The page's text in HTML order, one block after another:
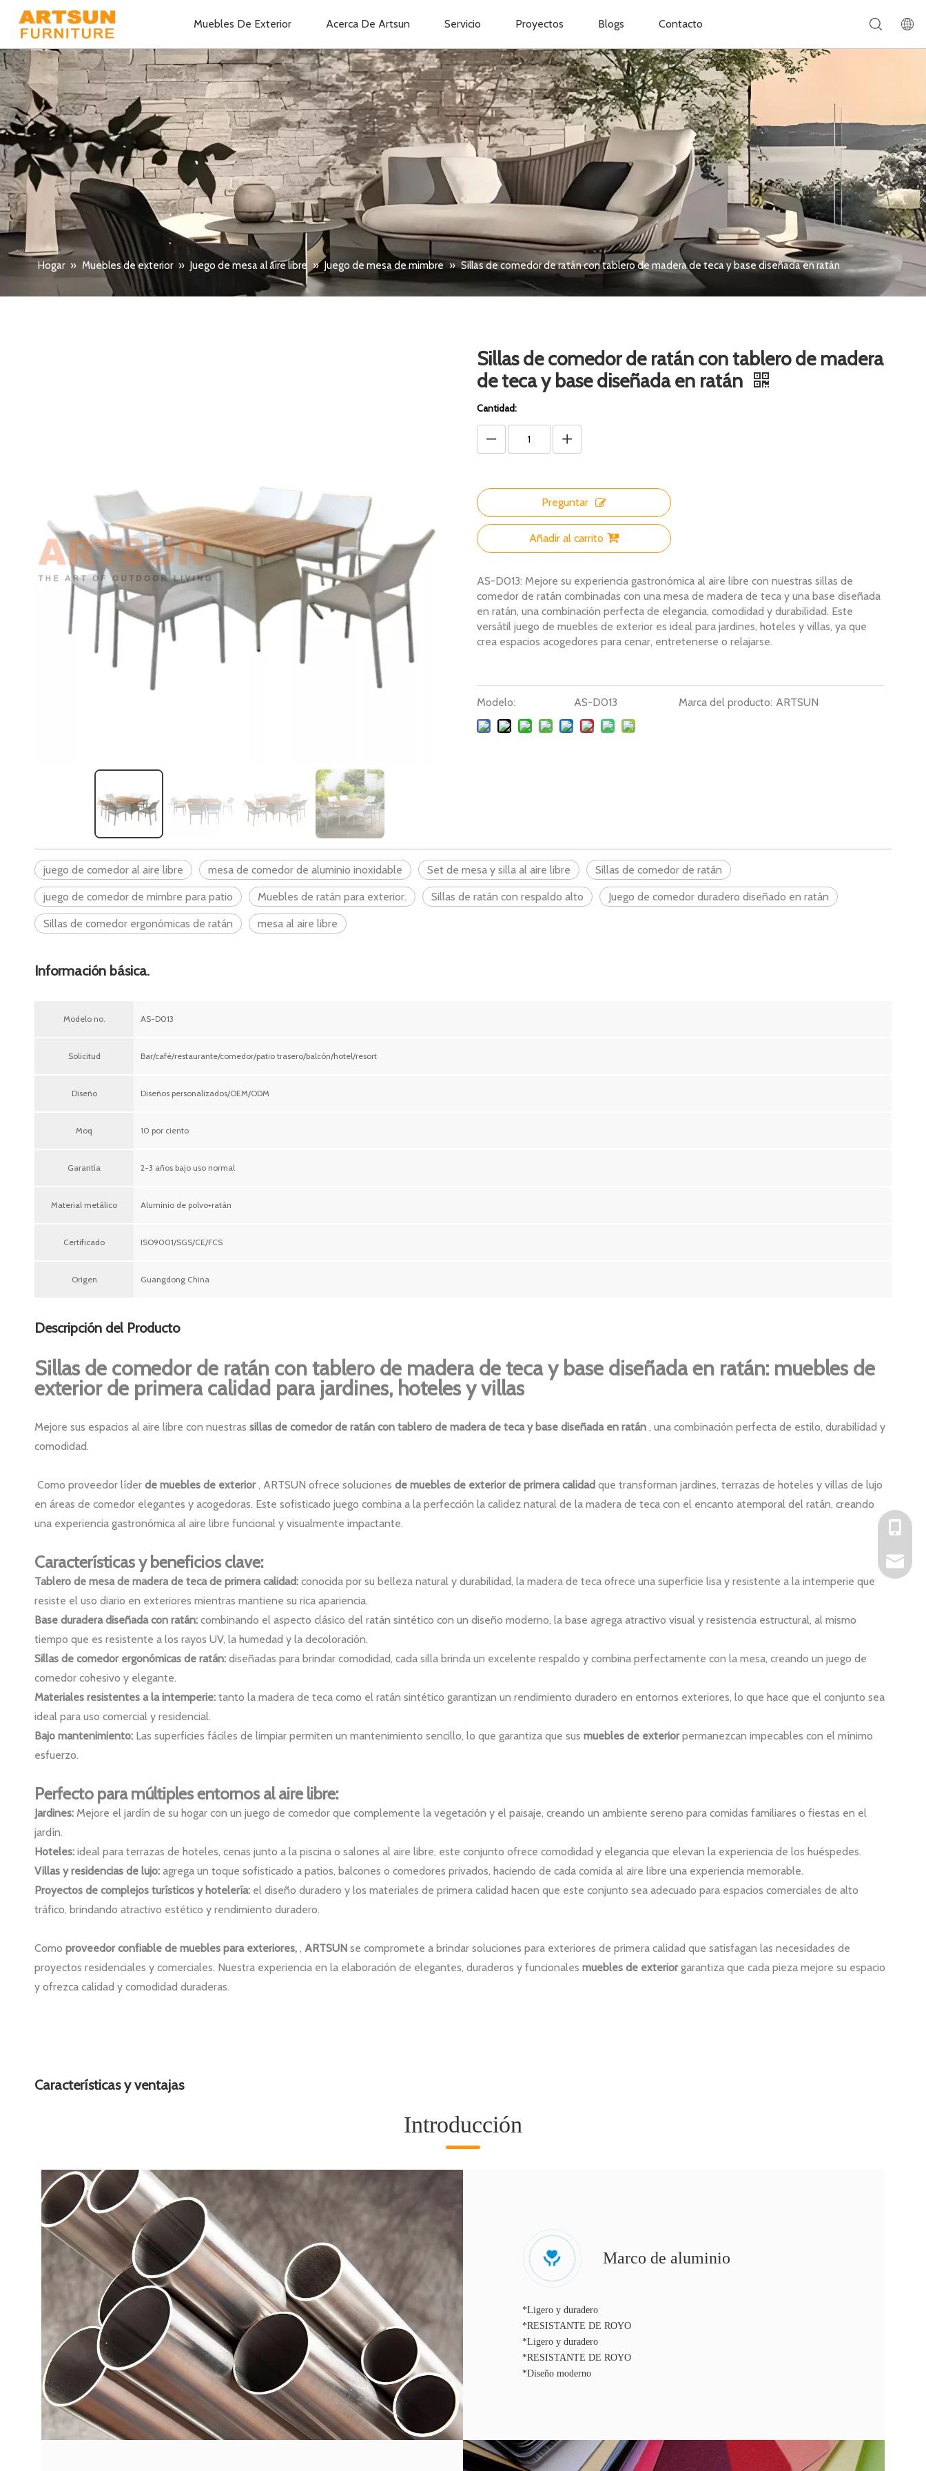
Muebles De Exterior Acerca De Artsun Servicio Proyectos Blogs Contacto
Hogar » Muebles de exterior » Juego de mesa al aire libre » Juego de mesa de mimbre » Sillas de comedor de ratán con tablero de madera de teca y base diseñada en ratán
Sillas de comedor de ratán con tablero de madera
de teca y base diseñada en ratán
Cantidad:
Preguntar
Añadir al carrito
AS-D013: Mejore su experiencia gastronómica al aire libre con nuestras sillas de
comedor de ratán combinadas con una mesa de madera de teca y una base diseñada
en ratán, una combinación perfecta de elegancia, comodidad y durabilidad. Este
versátil juego de muebles de exterior es ideal para jardines, hoteles y villas, ya que
crea espacios acogedores para cenar, entretenerse o relajarse.
Modelo: AS-D013 Marca del producto: ARTSUN
juego de comedor al aire libre mesa de comedor de aluminio inoxidable Set de mesa y silla al aire libre Sillas de comedor de ratán
juego de comedor de mimbre para patio Muebles de ratán para exterior. Sillas de ratán con respaldo alto Juego de comedor duradero diseñado en ratán
Sillas de comedor ergonómicas de ratán mesa al aire libre
Información básica.
Modelo no. AS-D013
Solicitud Bar/café/restaurante/comedor/patio trasero/balcón/hotel/resort
Diseño Diseños personalizados/OEM/ODM
Moq 10 por ciento
Garantía 2-3 años bajo uso normal
Material metálico Aluminio de polvo+ratán
Certificado ISO9001/SGS/CE/FCS
Origen Guangdong China
Descripción del Producto
Sillas de comedor de ratán con tablero de madera de teca y base diseñada en ratán: muebles de
exterior de primera calidad para jardines, hoteles y villas
Mejore sus espacios al aire libre con nuestras sillas de comedor de ratán con tablero de madera de teca y base diseñada en ratán , una combinación perfecta de estilo, durabilidad y
comodidad.
Como proveedor líder de muebles de exterior, ARTSUN ofrece soluciones de muebles de exterior de primera calidad que transforman jardines, terrazas de hoteles y villas de lujo
en áreas de comedor elegantes y acogedoras. Este sofisticado juego combina a la perfección la calidez natural de la madera de teca con el encanto atemporal del ratán, creando
una experiencia gastronómica al aire libre funcional y visualmente impactante.
Características y beneficios clave:
Tablero de mesa de madera de teca de primera calidad: conocida por su belleza natural y durabilidad, la madera de teca ofrece una superficie lisa y resistente a la intemperie que
resiste el uso diario en exteriores mientras mantiene su rica apariencia.
Base duradera diseñada con ratán: combinando el aspecto clásico del ratán sintético con un diseño moderno, la base agrega atractivo visual y resistencia estructural, al mismo
tiempo que es resistente a los rayos UV, la humedad y la decoloración.
Sillas de comedor ergonómicas de ratán: diseñadas para brindar comodidad, cada silla brinda un excelente respaldo y combina perfectamente con la mesa, creando un juego de
comedor cohesivo y elegante.
Materiales resistentes a la intemperie: tanto la madera de teca como el ratán sintético garantizan un rendimiento duradero en entornos exteriores, lo que hace que el conjunto sea
ideal para uso comercial y residencial.
Bajo mantenimiento: Las superficies fáciles de limpiar permiten un mantenimiento sencillo, lo que garantiza que sus muebles de exteriorpermanezcan impecables con el mínimo
esfuerzo.
Perfecto para múltiples entornos al aire libre:
Jardines: Mejore el jardín de su hogar con un juego de comedor que complemente la vegetación y el paisaje, creando un ambiente sereno para comidas familiares o fiestas en el
jardín.
Hoteles: ideal para terrazas de hoteles, cenas junto a la piscina o salones al aire libre, este conjunto ofrece comodidad y elegancia que elevan la experiencia de los huéspedes.
Villas y residencias de lujo: agrega un toque sofisticado a patios, balcones o comedores privados, haciendo de cada comida al aire libre una experiencia memorable.
Proyectos de complejos turísticos y hotelería: el diseño duradero y los materiales de primera calidad hacen que este conjunto sea adecuado para espacios comerciales de alto
tráfico, brindando atractivo estético y rendimiento duradero.
Como proveedor confiable de muebles para exteriores, , ARTSUN se compromete a brindar soluciones para exteriores de primera calidad que satisfagan las necesidades de
proyectos residenciales y comerciales. Nuestra experiencia en la elaboración de elegantes, duraderos y funcionales muebles de exteriorgarantiza que cada pieza mejore su espacio
y ofrezca calidad y comodidad duraderas.
Características y ventajas
Introducción
Marco de aluminio
*Ligero y duradero
*RESISTANTE DE ROYO
*Ligero y duradero
*RESISTANTE DE ROYO
*Diseño moderno
+86-